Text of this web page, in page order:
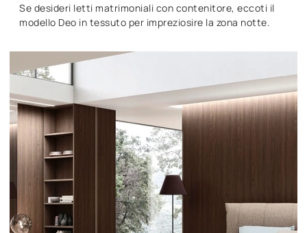
Se desideri letti matrimoniali con contenitore, eccoti il
modello Deo in tessuto per impreziosire la zona notte.